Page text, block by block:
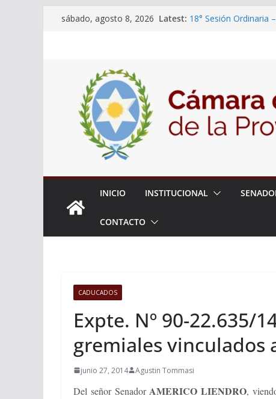
sábado, agosto 8, 2026 Latest: 18° Sesión Ordinaria
Expte. Nº 90-34.516/
de Protección y
INICIO INSTITUCIONAL
CONTACTO
CADUCADOS
Expte. Nº 90-22.635/
gremiales vinculados
junio 27, 2014 Agustin Tommasi
Del señor Senador AMERICO LIENDRO,